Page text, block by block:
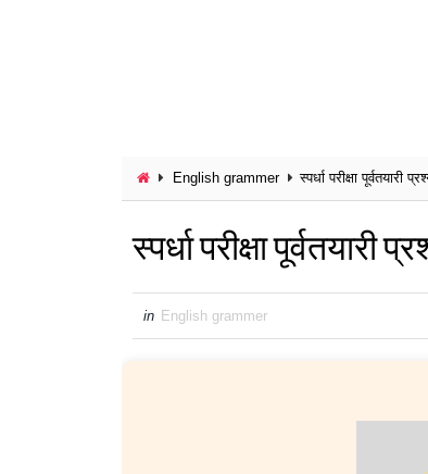
English grammer स्पर्धा परीक्षा
स्पर्धा परीक्षा
in English grammer